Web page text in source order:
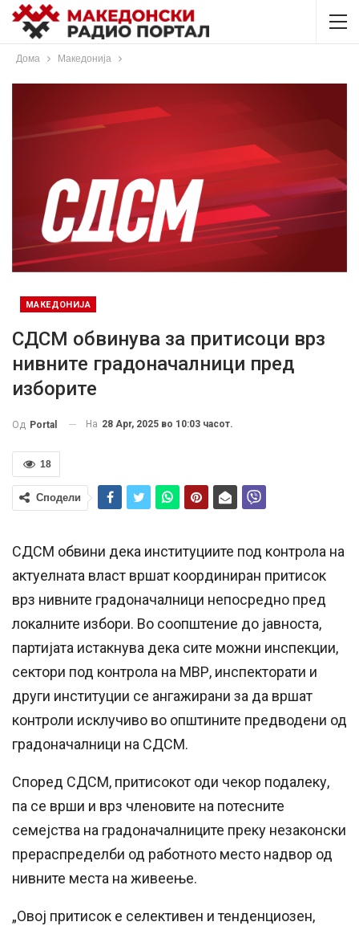
Дома Македонија
МАКЕДОНИЈА
СДСМ обвинува за притисоци врз
нивните градоначалници пред
изборите
Од Portal На 28 Apr, 2025 во 10:03 часот.
18
Сподели
СДСМ обвини дека институциите под контрола на
актуелната власт вршат координиран притисок
врз нивните градоначалници непосредно пред
локалните избори. Во соопштение до јавноста,
партијата истакнува дека сите можни инспекции,
сектори под контрола на МВР, инспекторати и
други институции се ангажирани за да вршат
контроли исклучиво во општините предводени од
градоначалници на СДСМ.
Според СДСМ, притисокот оди чекор подалеку,
па се врши и врз членовите на потесните
семејства на градоначалниците преку незаконски
прераспределби од работното место надвор од
нивните места на живеење.
„Овој притисок е селективен и тенденциозен,